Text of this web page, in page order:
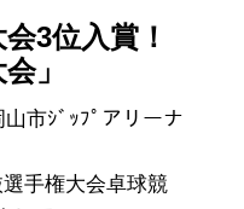
3位入賞！
」
市ｼﾞｯﾌﾟアリーナ
手権大会卓球競